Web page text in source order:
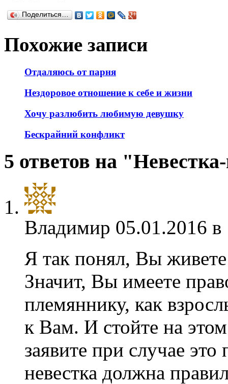
Поделиться…
Похожие записи
Отдаляюсь от парня
Нездоровое отношение к себе и жизни
Хочу разлюбить любимую девушку
Бескрайний конфликт
5 ответов на
Владимир 05.01.2016
Я так понял, Вы живете
Значит, Вы имеете
племяннику, как
к Вам. И стойте на
заявите при случае
невестка должна